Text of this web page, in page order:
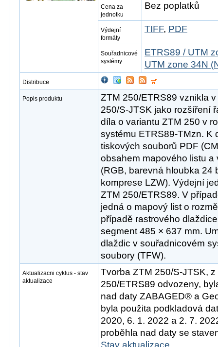
Cena za
jednotku
Bez poplatků
Výdejní
formáty
TIFF, PDF
Souřadnicové
systémy
ETRS89 / UTM
UTM zone 34N
Distribuce
Popis produktu
ZTM 250/ETRS89 vznikla
250/S-JTSK jako rozšíření
díla o variantu ZTM 250 v
systému ETRS89-TMzn. K
tiskových souborů PDF
obsahem mapového listu a
(RGB, barevná hloubka 24
komprese LZW). Výdejní
ZTM 250/ETRS89. V
jedná o mapový list o
případě rastrového
segment 485 × 637 mm.
dlaždic v souřadnicovém
soubory (TFW).
Aktualizacni cyklus - stav
aktualizace
Tvorba ZTM 250/S-JTSK,
250/ETRS89 odvozeny,
nad daty ZABAGED® a
byla použita podkladová
2020, 6. 1. 2022 a 2. 7.
proběhla nad daty se
Stav aktualizace